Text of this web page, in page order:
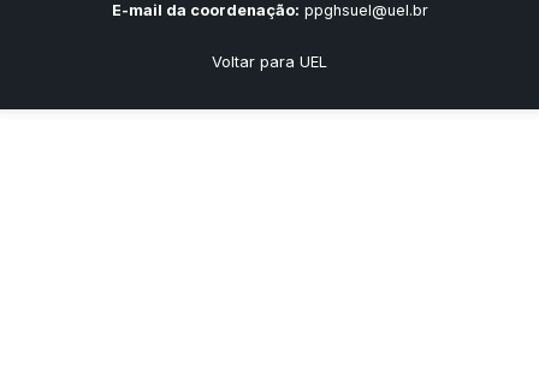
E-mail da coordenação: ppghsuel@uel.br
Voltar para UEL